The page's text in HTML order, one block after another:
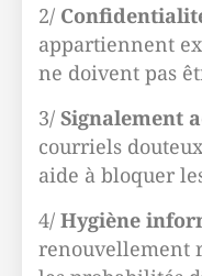
2/
appartiennent
ne doivent pas
3/ Signalement
courriels
aide à bloquer
4/ Hygiène
renouvellement